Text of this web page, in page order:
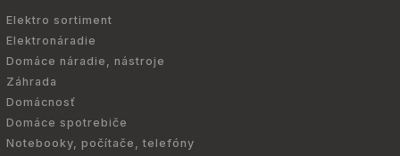
Elektro sortiment
Elektronáradie
Domáce náradie, nástroje
Záhrada
Domácnosť
Domáce spotrebiče
Notebooky, počítače, telefóny